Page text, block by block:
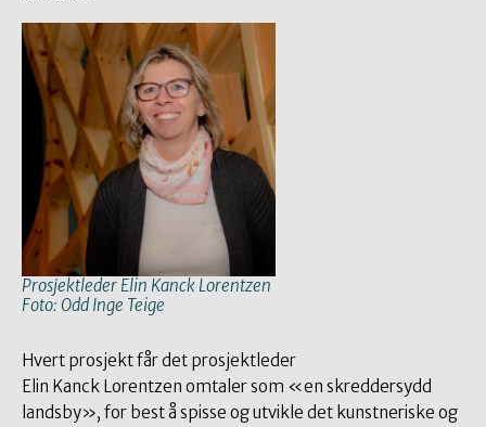
Prosjektleder Elin Kanck Lorentzen
Foto: Odd Inge Teige
Hvert prosjekt får det prosjektleder
Elin Kanck Lorentzen omtaler som «en skreddersydd
landsby», for best å spisse og utvikle det kunstneriske og